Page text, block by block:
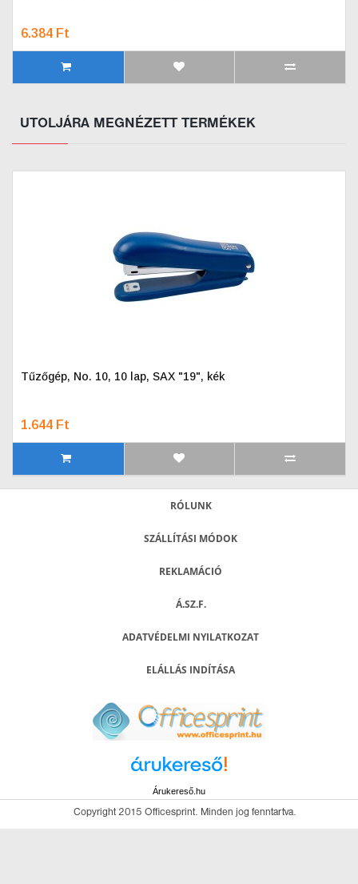
6.384 Ft
UTOLJÁRA MEGNÉZETT TERMÉKEK
Tűzőgép, No. 10, 10 lap, SAX "19", kék
1.644 Ft
RÓLUNK
SZÁLLÍTÁSI MÓDOK
REKLAMÁCIÓ
Á.SZ.F.
ADATVÉDELMI NYILATKOZAT
ELÁLLÁS INDÍTÁSA
Árukereső.hu
Copyright 2015 Officesprint. Minden jog fenntartva.